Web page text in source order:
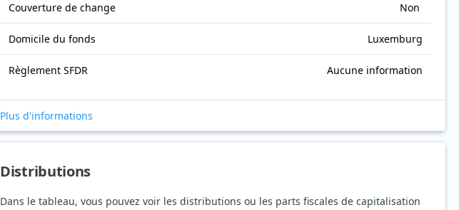
Couverture de change Non
Domicile du fonds Luxemburg
Règlement SFDR Aucune information
Plus d'informations
Distributions
Dans le tableau, vous pouvez voir les distributions ou les parts fiscales de capitalisation